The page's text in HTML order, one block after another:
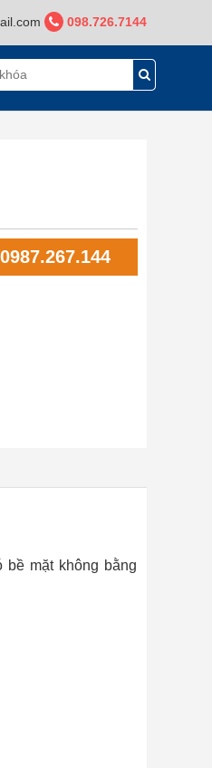
098.726.7144
0987.267.144
mặt không bằng